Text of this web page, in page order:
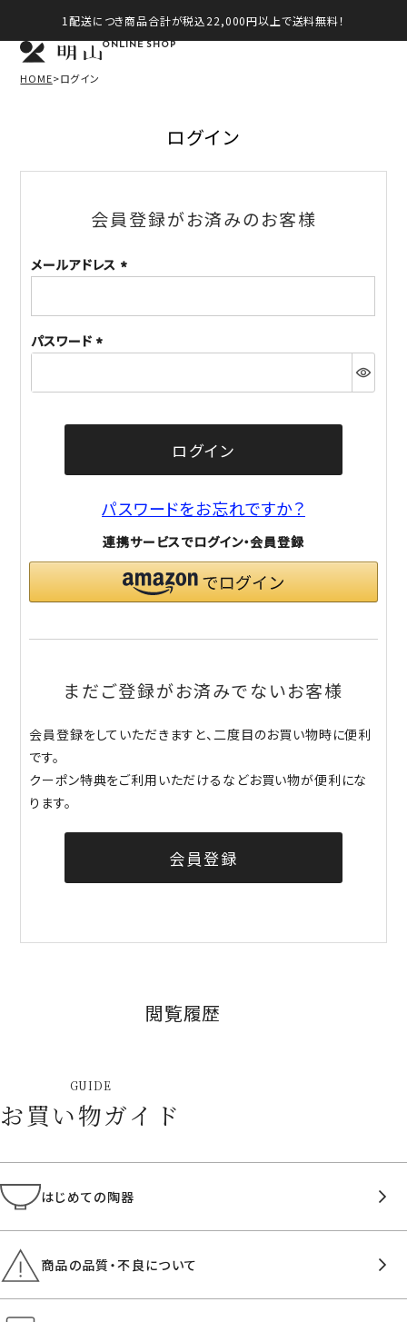
1配送につき商品合計が税込22,000円以上で送料無料！
ONLINE SHOP
HOME ログイン
ログイン
会員登録がお済みのお客様
メールアドレス
須)
パスワード
須)
ログイン
パスワードをお忘れですか？
連携サービスでログイン・会員登録
まだご登録がお済みでないお客様
会員登録をしていただきますと、二度目のお買い物時に便利
です。
クーポン特典をご利用いただけるなどお買い物が便利にな
ります。
会員登録
閲覧履歴
GUIDE
お買い物ガイド
はじめての陶器
商品の品質・不良について